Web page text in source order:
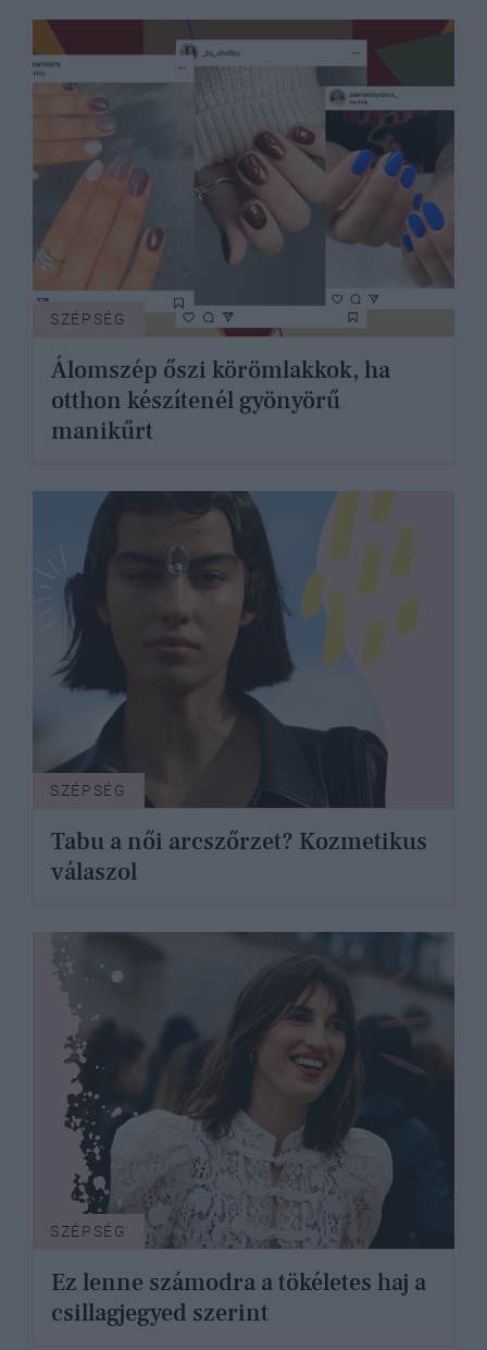
SZÉPSÉG
Álomszép őszi körömlakkok, ha
otthon készítenél gyönyörű
manikűrt
SZÉPSÉG
Tabu a női arcszőrzet? Kozmetikus
válaszol
SZÉPSÉG
Ez lenne számodra a tökéletes haj a
csillagjegyed szerint